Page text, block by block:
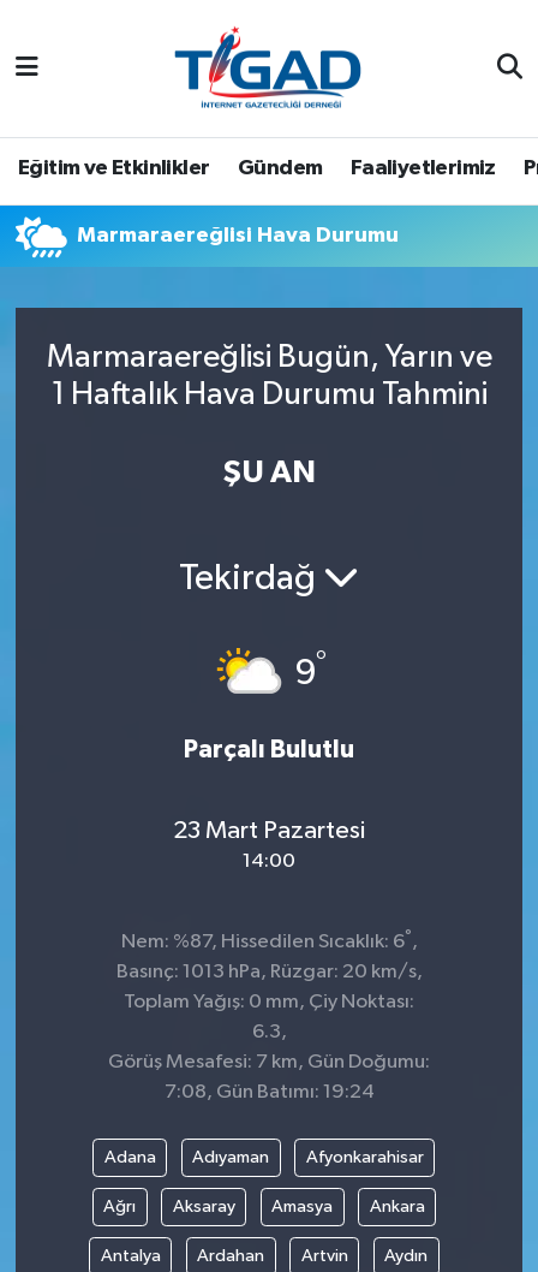
Eğitim ve Etkinlikler Gündem Faaliyetlerimiz
Marmaraereğlisi Hava Durumu
Marmaraereğlisi Bugün, Yarın ve
1 Haftalık Hava Durumu Tahmini
ŞU AN
Tekirdağ
9°
Parçalı Bulutlu
23 Mart Pazartesi
14:00
Nem: %87, Hissedilen Sıcaklık: 6° ,
Basınç: 1013 hPa, Rüzgar: 20 km/s,
Toplam Yağış: 0 mm, Çiy Noktası:
6.3,
Görüş Mesafesi: 7 km, Gün Doğumu:
7:08, Gün Batımı: 19:24
Adana Adıyaman Afyonkarahisar
Ağrı Aksaray Amasya Ankara
Antalya Ardahan Artvin Aydın
Nöbetçi Eczaneler
Tüm Manşetler
Son Dakika Haberleri